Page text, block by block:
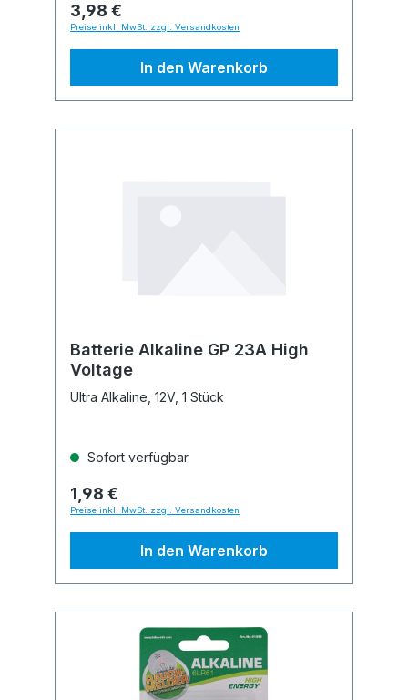
3,98 €
Preise inkl. MwSt. zzgl. Versandkosten
In den Warenkorb
Batterie Alkaline GP 23A High
Voltage
Ultra Alkaline, 12V, 1 Stück
Sofort verfügbar
1,98 €
Preise inkl. MwSt. zzgl. Versandkosten
In den Warenkorb